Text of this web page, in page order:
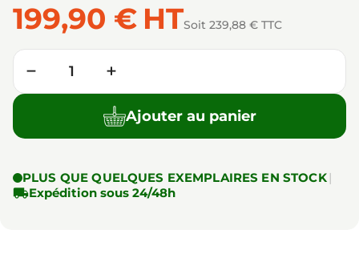
199,90 € HTSoit 239,88 € TTC
Quantité
− +
Ajouter au panier
PLUS QUE QUELQUES EXEMPLAIRES EN STOCK |
Expédition sous 24/48h